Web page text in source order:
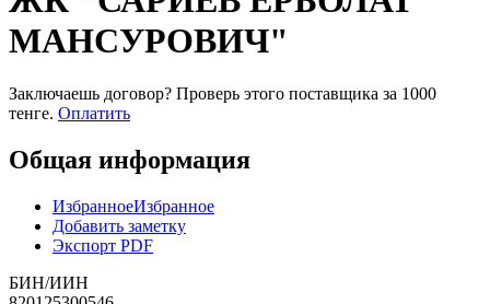
МАНСУРОВИЧ"
Заключаешь договор? Проверь этого поставщика за 1000
тенге. Оплатить
Общая информация
ИзбранноеИзбранное
Добавить заметку
Экспорт PDF
БИН/ИИН